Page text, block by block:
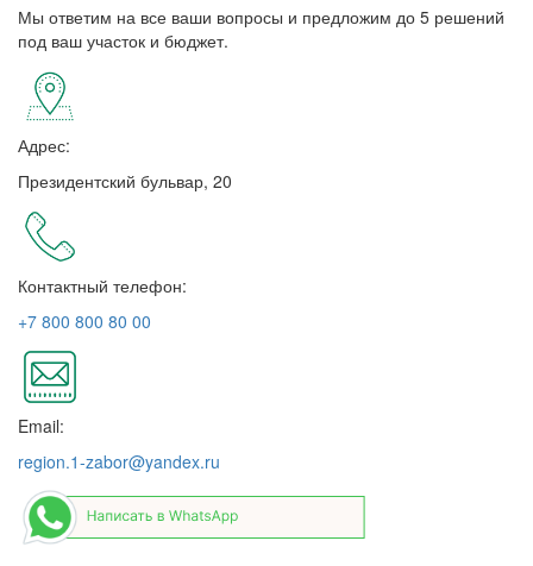
Мы ответим на все ваши вопросы и предложим до 5 решений
под ваш участок и бюджет.
Адрес:
Президентский бульвар, 20
Контактный телефон:
+7 800 800 80 00
Email:
region.1-zabor@yandex.ru